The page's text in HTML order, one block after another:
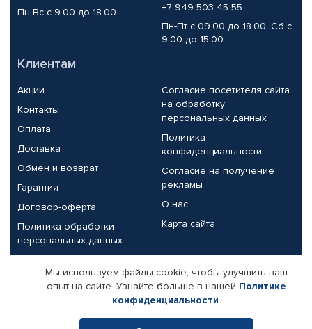
Пн-Вс с 9.00 до 18.00
+7 949 503-45-55
Пн-Пт с 09.00 до 18.00, Сб с
9.00 до 15.00
Клиентам
Акции
Контакты
Оплата
Доставка
Обмен и возврат
Гарантия
Договор-оферта
Политика обработки
персональных данных
Согласие посетителя сайта
на обработку
персональных данных
Политика
конфиденциальности
Согласие на получение
рекламы
О нас
Карта сайта
Партнерам
Корпоративным клиентам
Поставщикам
Реквизиты компании
Мы используем файлы cookie, чтобы улучшить ваш
опыт на сайте. Узнайте больше в нашей Политике
конфиденциальности.